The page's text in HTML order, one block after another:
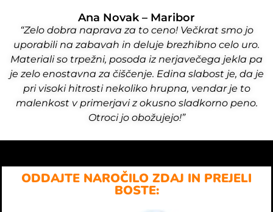
Ana Novak – Maribor
“Zelo dobra naprava za to ceno! Večkrat smo jo
uporabili na zabavah in deluje brezhibno celo uro.
Materiali so trpežni, posoda iz nerjavečega jekla pa
je zelo enostavna za čiščenje. Edina slabost je, da je
pri visoki hitrosti nekoliko hrupna, vendar je to
malenkost v primerjavi z okusno sladkorno peno.
Otroci jo obožujejo!”
ODDAJTE NAROČILO ZDAJ IN PREJELI
BOSTE: